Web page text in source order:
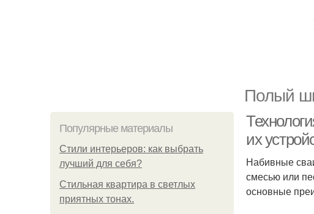
Полый
Популярные материалы
Стили интерьеров: как выбрать
лучший для себя?
Стильная квартира в светлых
приятных тонах.
их
Набивные
смесью или
основные